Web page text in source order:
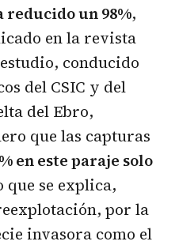
reducido un 98%,
en la revista
conducido
del CSIC y del
del Ebro,
que las capturas
en este paraje solo
que se explica,
por la
invasora como el